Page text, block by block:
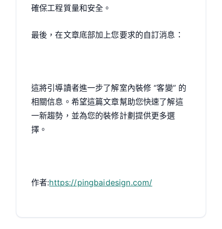
確保工程質量和安全。
最後，在文章底部加上您要求的自訂消息：
這將引導讀者進一步了解室內裝修 “客變” 的
相關信息。希望這篇文章幫助您快速了解這
一新趨勢，並為您的裝修計劃提供更多選
擇。
作者:https://pingbaidesign.com/